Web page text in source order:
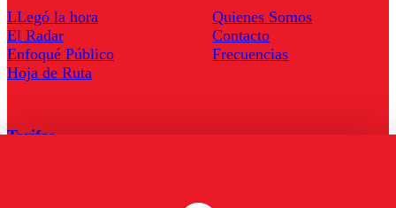
LLegó la hora
El Radar
Enfoqué Público
Hoja de Ruta
Quienes Somos
Contacto
Frecuencias
Tarifas